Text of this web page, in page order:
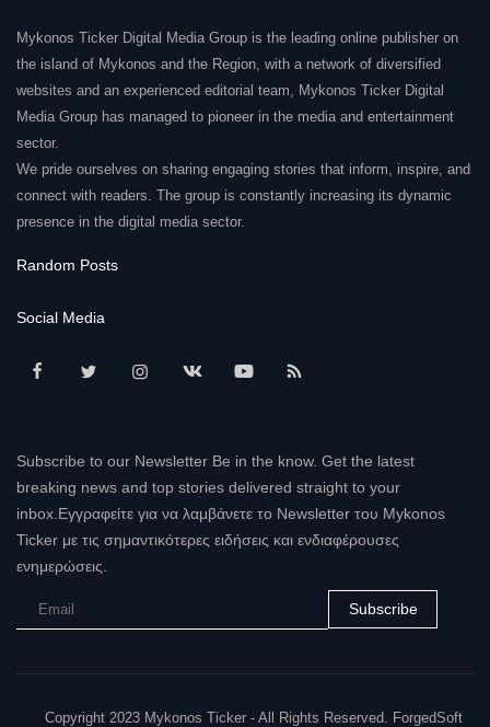
Mykonos Ticker Digital Media Group is the leading online publisher on
the island of Mykonos and the Region, with a network of diversified
websites and an experienced editorial team, Mykonos Ticker Digital
Media Group has managed to pioneer in the media and entertainment
sector.
We pride ourselves on sharing engaging stories that inform, inspire, and
connect with readers. The group is constantly increasing its dynamic
presence in the digital media sector.
Random Posts
Social Media
Subscribe to our Newsletter Be in the know. Get the latest
breaking news and top stories delivered straight to your
inbox.Εγγραφείτε για να λαμβάνετε το Newsletter του Mykonos
Ticker με τις σημαντικότερες ειδήσεις και ενδιαφέρουσες
ενημερώσεις.
Subscribe
Copyright 2023 Mykonos Ticker - All Rights Reserved. ForgedSoft